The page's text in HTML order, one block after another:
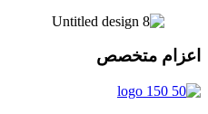
اعزام متخصص